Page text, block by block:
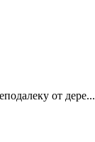
от дере...